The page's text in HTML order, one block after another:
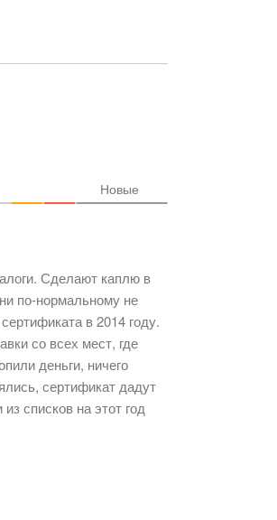
Новые
Сделают каплю в
по-нормальному не
в 2014 году.
со всех мест, где
деньги, ничего
сертификат дадут
списков на этот год